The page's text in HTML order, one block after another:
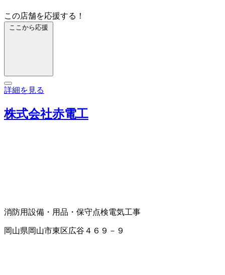
この店舗を応援する！
ここから応援
詳細を見る
株式会社赤電工
消防用設備・用品・保守点検電気工事
岡山県岡山市東区広谷４６９－９